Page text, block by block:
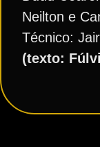
Neilton e
Técnico:
(texto: